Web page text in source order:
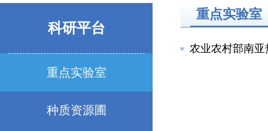
科研平台
重点实验室
种质资源圃
重点实验室
农业农村部南